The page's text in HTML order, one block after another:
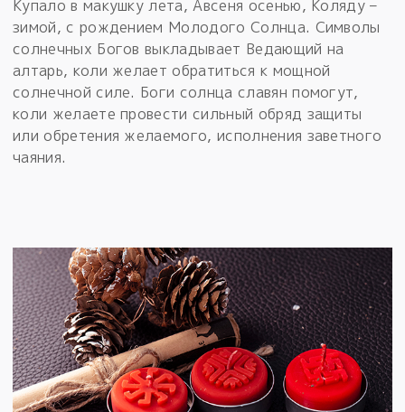
Купало в макушку лета, Авсеня осенью, Коляду –
зимой, с рождением Молодого Солнца. Символы
солнечных Богов выкладывает Ведающий на
алтарь, коли желает обратиться к мощной
солнечной силе. Боги солнца славян помогут,
коли желаете провести сильный обряд защиты
или обретения желаемого, исполнения заветного
чаяния.